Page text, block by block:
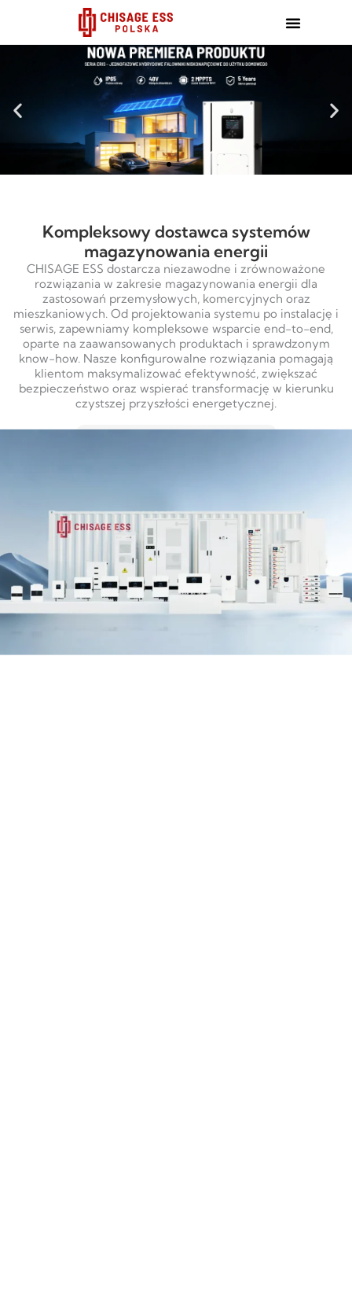
Kompleksowy dostawca systemów
magazynowania energii
CHISAGE ESS dostarcza niezawodne i zrównoważone
rozwiązania w zakresie magazynowania energii dla
zastosowań przemysłowych, komercyjnych oraz
mieszkaniowych. Od projektowania systemu po instalację i
serwis, zapewniamy kompleksowe wsparcie end-to-end,
oparte na zaawansowanych produktach i sprawdzonym
know-how. Nasze konfigurowalne rozwiązania pomagają
klientom maksymalizować efektywność, zwiększać
bezpieczeństwo oraz wspierać transformację w kierunku
czystszej przyszłości energetycznej.